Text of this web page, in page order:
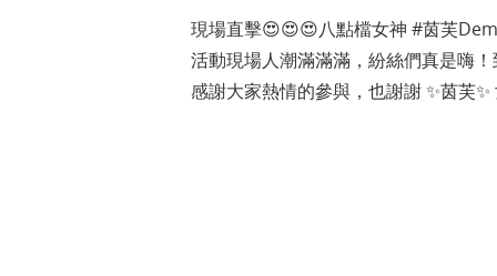
現場直擊😍😍😍八點檔女神 #茵芙
活動現場人潮滿滿滿，紛絲們真是嗨
感謝大家熱情的參與，也謝謝 ✨茵芙